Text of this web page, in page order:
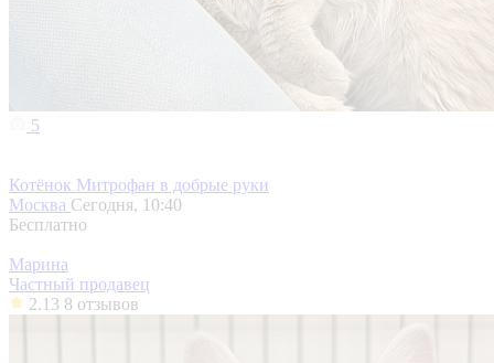
5
Котёнок Митрофан в добрые руки
Москва Сегодня, 10:40
Бесплатно
Марина
Частный продавец
2.13 8 отзывов